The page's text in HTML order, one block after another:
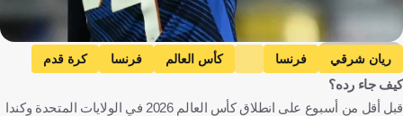
Getty Images
ريان شرقي فرنسا كأس العالم فرنسا كرة قدم
كيف جاء رده؟
قبل أقل من أسبوع على انطلاق كأس العالم 2026 في الولايات المتحدة وكندا